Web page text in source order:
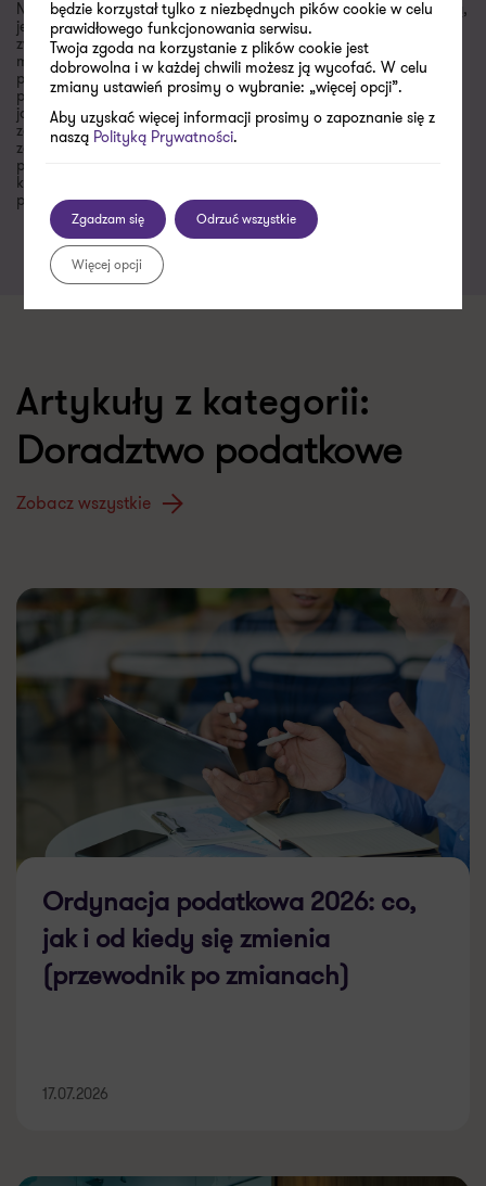
Niniejsza publikacja została sporządzona z najwyższą starannością,
jednak niektóre informacje zostały podane w formie skróconej. W
związku z tym artykuły i komentarze zawarte w „Newsletterze”
mają charakter poglądowy, a zawarte w nich informacje nie
powinny zastąpić szczegółowej analizy zagadnienia. Wobec
powyższego Grant Thornton nie ponosi odpowiedzialności za
jakiekolwiek straty powstałe w wyniku czynności podjętych lub
zaniechanych na podstawie niniejszej publikacji. Jeżeli są Państwo
zainteresowani dokładniejszym omówieniem niektórych kwestii
poruszonych w bieżącym numerze „Newslettera”, zachęcamy do
kontaktu i nawiązania współpracy. Wszelkie uwagi i sugestie
prosimy kierować na adres jacek.kowalczyk@pl.gt.com.
Artykuły z kategorii:
Doradztwo podatkowe
Zobacz wszystkie
Ordynacja podatkowa 2026: co,
jak i od kiedy się zmienia
(przewodnik po zmianach)
17.07.2026
będzie korzystał tylko z niezbędnych pików cookie w celu
prawidłowego funkcjonowania serwisu.
Twoja zgoda na korzystanie z plików cookie jest
dobrowolna i w każdej chwili możesz ją wycofać. W celu
zmiany ustawień prosimy o wybranie: „więcej opcji”.
Aby uzyskać więcej informacji prosimy o zapoznanie się z
naszą Polityką Prywatności.
Zgadzam się Odrzuć wszystkie
Więcej opcji